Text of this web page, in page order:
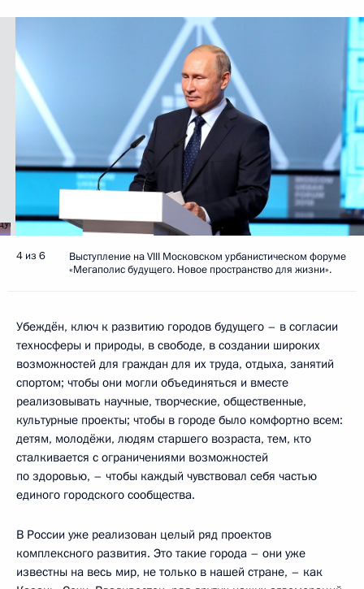
4 из 6
Выступление на VIII Московском урбанистическом форуме
«Мегаполис будущего. Новое пространство для жизни».
Убеждён, ключ к развитию городов будущего – в согласии
техносферы и природы, в свободе, в создании широких
возможностей для граждан для их труда, отдыха, занятий
спортом; чтобы они могли объединяться и вместе
реализовывать научные, творческие, общественные,
культурные проекты; чтобы в городе было комфортно всем:
детям, молодёжи, людям старшего возраста, тем, кто
сталкивается с ограничениями возможностей
по здоровью, – чтобы каждый чувствовал себя частью
единого городского сообщества.
В России уже реализован целый ряд проектов
комплексного развития. Это такие города – они уже
известны на весь мир, не только в нашей стране, – как